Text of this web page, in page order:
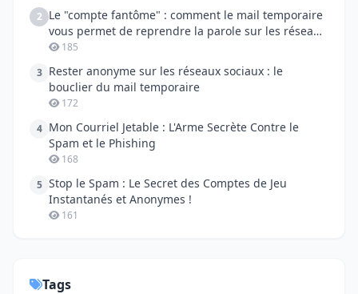
2 Le "compte fantôme" : comment le mail temporaire
vous permet de reprendre la parole sur les réseaux
sociaux
185
3 Rester anonyme sur les réseaux sociaux : le
bouclier du mail temporaire
172
4 Mon Courriel Jetable : L'Arme Secrète Contre le
Spam et le Phishing
168
5 Stop le Spam : Le Secret des Comptes de Jeu
Instantanés et Anonymes !
161
Tags